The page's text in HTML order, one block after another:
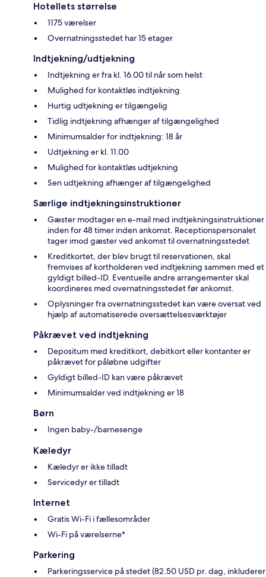
Hotellets størrelse
1175 værelser
Overnatningsstedet har 15 etager
Indtjekning/udtjekning
Indtjekning er fra kl. 16.00 til når som helst
Mulighed for kontaktløs indtjekning
Hurtig udtjekning er tilgængelig
Tidlig indtjekning afhænger af tilgængelighed
Minimumsalder for indtjekning: 18 år
Udtjekning er kl. 11.00
Mulighed for kontaktløs udtjekning
Sen udtjekning afhænger af tilgængelighed
Særlige indtjekningsinstruktioner
Gæster modtager en e-mail med indtjekningsinstruktioner
inden for 48 timer inden ankomst. Receptionspersonalet
tager imod gæster ved ankomst til overnatningsstedet
Kreditkortet, der blev brugt til reservationen, skal
fremvises af kortholderen ved indtjekning sammen med et
gyldigt billed-ID. Eventuelle andre arrangementer skal
koordineres med overnatningsstedet før ankomst.
Oplysninger fra overnatningsstedet kan være oversat ved
hjælp af automatiserede oversættelsesværktøjer
Påkrævet ved indtjekning
Depositum med kreditkort, debitkort eller kontanter er
påkrævet for påløbne udgifter
Gyldigt billed-ID kan være påkrævet
Minimumsalder ved indtjekning er 18
Børn
Ingen baby-/barnesenge
Kæledyr
Kæledyr er ikke tilladt
Servicedyr er tilladt
Internet
Gratis Wi-Fi i fællesområder
Wi-Fi på værelserne*
Parkering
Parkeringsservice på stedet (82.50 USD pr. dag, inkluderer